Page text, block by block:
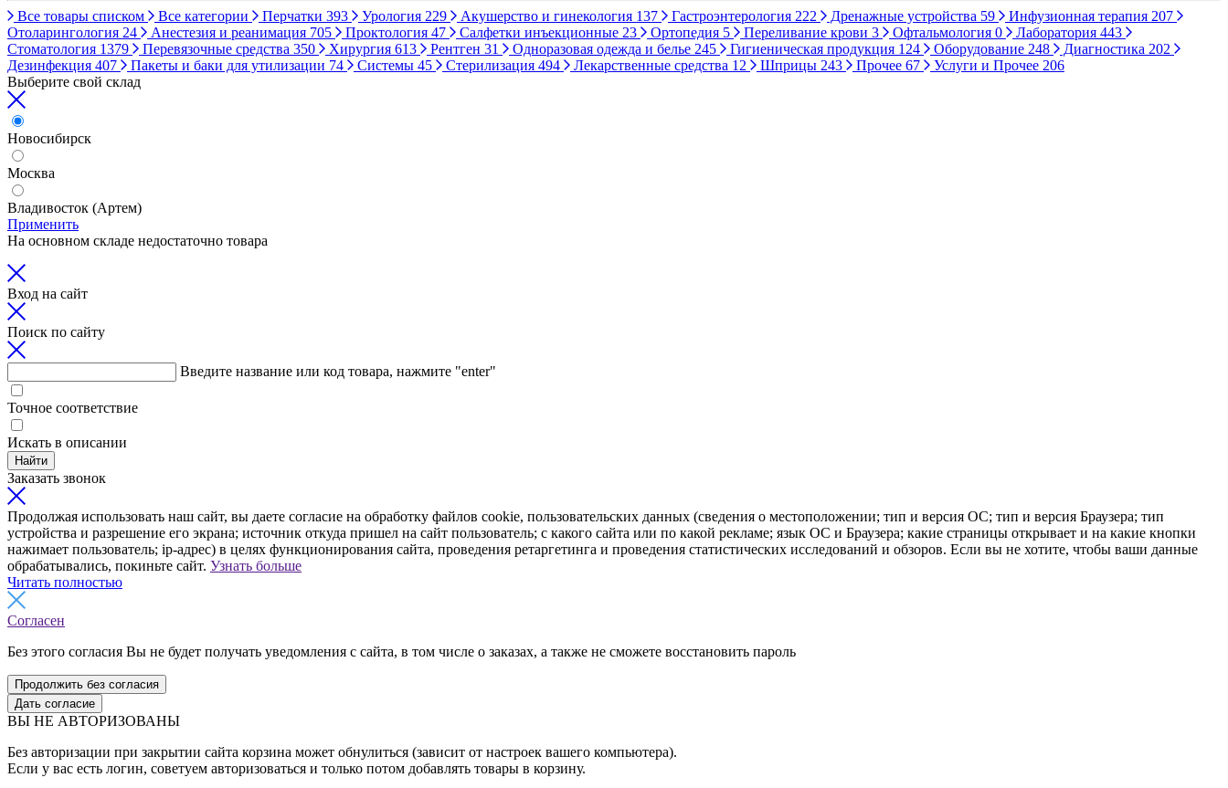
Все товары списком Все категории Перчатки 393 Урология 229 Акушерство и гинекология 137 Гастроэнтерология 222 Дренажные устройства 59 Инфузионная терапия 207
Отоларингология 24 Анестезия и реанимация 705 Проктология 47 Салфетки инъекционные 23 Ортопедия 5 Переливание крови 3 Офтальмология 0 Лаборатория 443
Стоматология 1379 Перевязочные средства 350 Хирургия 613 Рентген 31 Одноразовая одежда и белье 245 Гигиеническая продукция 124 Оборудование 248 Диагностика 202
Дезинфекция 407 Пакеты и баки для утилизации 74 Системы 45 Стерилизация 494 Лекарственные средства 12 Шприцы 243 Прочее 67 Услуги и Прочее 206
Выберите свой склад
Новосибирск
Москва
Владивосток (Артем)
Применить
На основном складе недостаточно товара
Вход на сайт
Поиск по сайту
Введите название или код товара, нажмите "enter"
Точное соответствие
Искать в описании
Найти
Заказать звонок
Продолжая использовать наш сайт, вы даете согласие на обработку файлов cookie, пользовательских данных (сведения о местоположении; тип и версия ОС; тип и версия Браузера; тип
устройства и разрешение его экрана; источник откуда пришел на сайт пользователь; с какого сайта или по какой рекламе; язык ОС и Браузера; какие страницы открывает и на какие кнопки
нажимает пользователь; ip-адрес) в целях функционирования сайта, проведения ретаргетинга и проведения статистических исследований и обзоров. Если вы не хотите, чтобы ваши данные
обрабатывались, покиньте сайт. Узнать больше
Читать полностью
Согласен
Без этого согласия Вы не будет получать уведомления с сайта, в том числе о заказах, а также не сможете восстановить пароль
Продолжить без согласия
Дать согласие
ВЫ НЕ АВТОРИЗОВАНЫ
Без авторизации при закрытии сайта корзина может обнулиться (зависит от настроек вашего компьютера).
Если у вас есть логин, советуем авторизоваться и только потом добавлять товары в корзину.